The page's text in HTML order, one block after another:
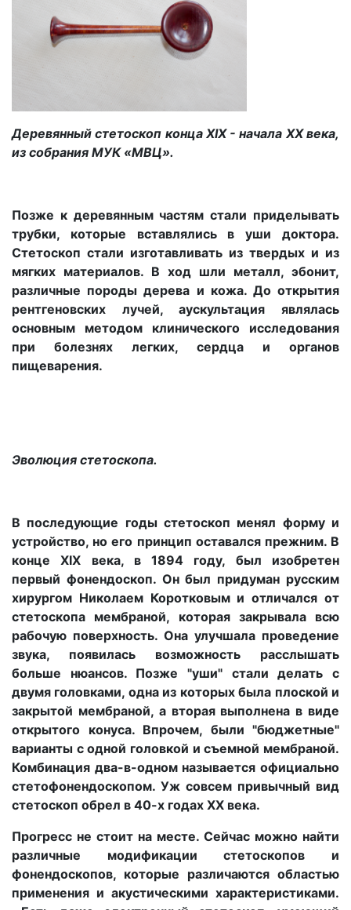
Деревянный стетоскоп конца ХIХ - начала ХХ века,
из собрания МУК «МВЦ».
Позже к деревянным частям стали приделывать
трубки, которые вставлялись в уши доктора.
Стетоскоп стали изготавливать из твердых и из
мягких материалов. В ход шли металл, эбонит,
различные породы дерева и кожа. До открытия
рентгеновских лучей, аускультация являлась
основным методом клинического исследования
при болезнях легких, сердца и органов
пищеварения.
Эволюция стетоскопа.
В последующие годы стетоскоп менял форму и
устройство, но его принцип оставался прежним. В
конце XIX века, в 1894 году, был изобретен
первый фонендоскоп. Он был придуман русским
хирургом Николаем Коротковым и отличался от
стетоскопа мембраной, которая закрывала всю
рабочую поверхность. Она улучшала проведение
звука, появилась возможность расслышать
больше нюансов. Позже "уши" стали делать с
двумя головками, одна из которых была плоской и
закрытой мембраной, а вторая выполнена в виде
открытого конуса. Впрочем, были "бюджетные"
варианты с одной головкой и съемной мембраной.
Комбинация два-в-одном называется официально
стетофонендоскопом. Уж совсем привычный вид
стетоскоп обрел в 40-х годах XX века.
Прогресс не стоит на месте. Сейчас можно найти
различные модификации стетоскопов и
фонендоскопов, которые различаются областью
применения и акустическими характеристиками.